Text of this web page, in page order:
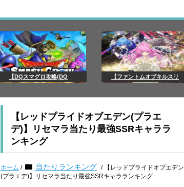
【DQスマグロ攻略(DQ 【ファントムオブキルスリ
【レッドプライドオブエデン(プラエ
デ)】リセマラ当たり最強SSRキャララ
ンキング
ホーム / 当たりランキング / 【レッドプライドオブエデン
(プラエデ)】リセマラ当たり最強SSRキャラランキング